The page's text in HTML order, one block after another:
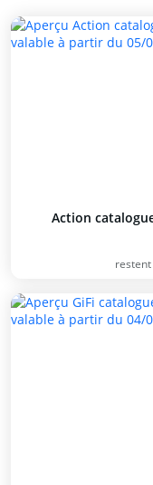
Action